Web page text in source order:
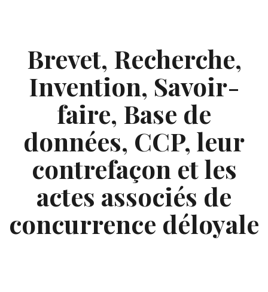
Brevet, Recherche,
Invention, Savoir-
faire, Base de
données, CCP, leur
contrefaçon et les
actes associés de
concurrence déloyale